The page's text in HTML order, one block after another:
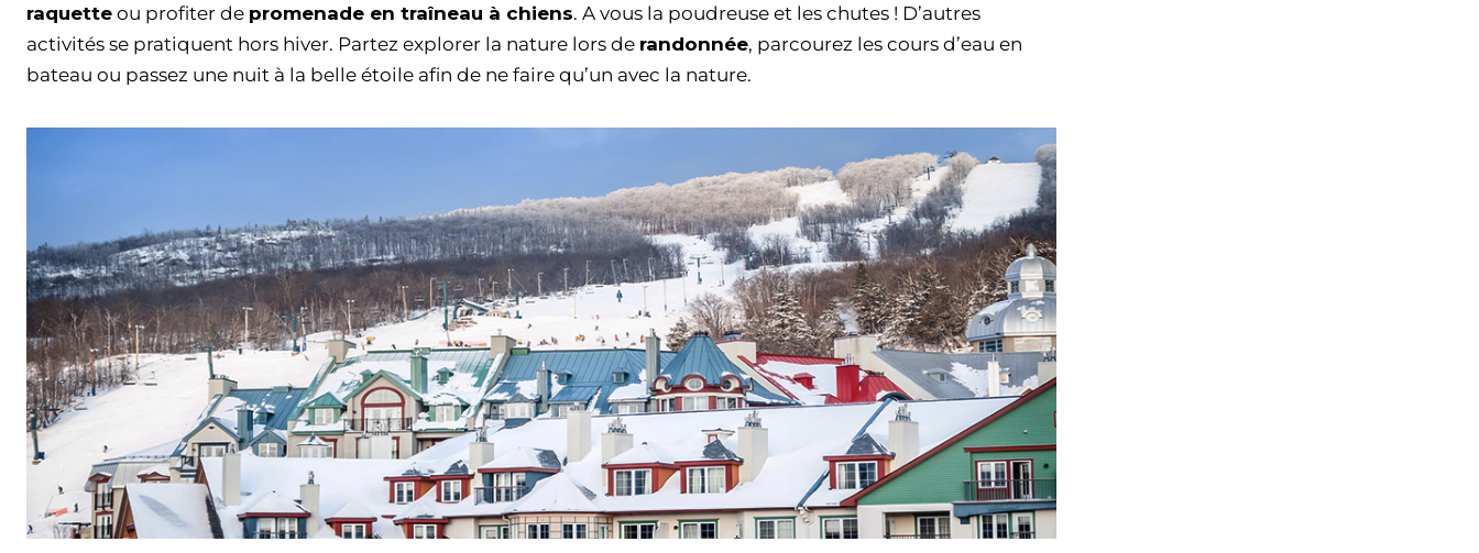
raquette ou profiter de promenade en traîneau à chiens. A vous la poudreuse et les chutes ! D’autres
activités se pratiquent hors hiver. Partez explorer la nature lors de randonnée, parcourez les cours d’eau en
bateau ou passez une nuit à la belle étoile afin de ne faire qu’un avec la nature.